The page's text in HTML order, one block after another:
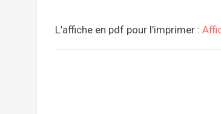
L’affiche en pdf pour l’imprimer :